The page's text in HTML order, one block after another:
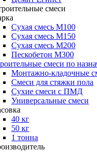
смеси
Сухая смесь М100
Сухая смесь М150
Сухая смесь М200
Пескобетон М300
смеси по
Монтажно-кладочные
Смеси для стяжки пола
Сухие смеси с ПМД
Универсальные смеси
40 кг
50 кг
1 тонна